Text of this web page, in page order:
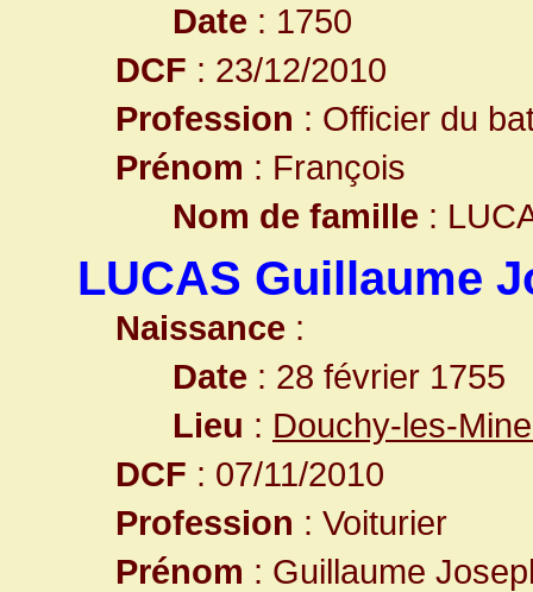
Date : 1750
DCF : 23/12/2010
Profession : Officier du
Prénom : François
Nom de famille :
LUCAS Guillaume
Naissance :
Date : 28 février 1755
Lieu : Douchy-les-
DCF : 07/11/2010
Profession : Voiturier
Prénom : Guillaume